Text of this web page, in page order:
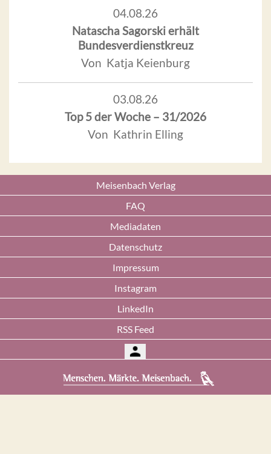
04.08.26
Natascha Sagorski erhält
Bundesverdienstkreuz
Von Katja Keienburg
03.08.26
Top 5 der Woche – 31/2026
Von Kathrin Elling
Meisenbach Verlag
FAQ
Mediadaten
Datenschutz
Impressum
Instagram
LinkedIn
RSS Feed